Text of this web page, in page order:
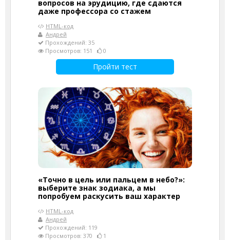
вопросов на эрудицию, где сдаются
даже профессора со стажем
HTML-код
Андрей
Прохождений: 35
Просмотров: 151
0
Пройти тест
«Точно в цель или пальцем в небо?»:
выберите знак зодиака, а мы
попробуем раскусить ваш характер
HTML-код
Андрей
Прохождений: 119
Просмотров: 370
1